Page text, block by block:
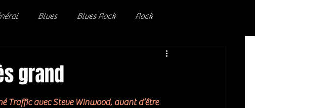
Blues Blues Rock Rock
grand
Traffic avec Steve Winwood, avant d’être